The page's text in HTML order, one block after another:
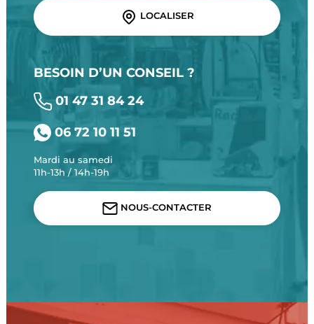
LOCALISER
BESOIN D’UN CONSEIL ?
01 47 31 84 24
06 72 10 11 51
Mardi au samedi
11h-13h / 14h-19h
NOUS-CONTACTER